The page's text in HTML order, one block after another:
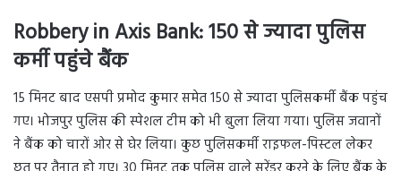
Robbery in Axis Bank: 150 से ज्यादा पुलिस
कर्मी पहुंचे बैंक
15 मिनट बाद एसपी प्रमोद कुमार समेत 150 से ज्यादा पुलिसकर्मी बैंक पहुंच
गए। भोजपुर पुलिस की स्पेशल टीम को भी बुला लिया गया। पुलिस जवानों
ने बैंक को चारों ओर से घेर लिया। कुछ पुलिसकर्मी राइफल-पिस्टल लेकर